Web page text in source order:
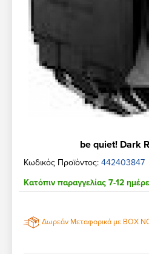
be quiet! Dark
Κωδικός Προϊόντος: 442403847
Κατόπιν παραγγελίας 7-12
Δωρεάν Μεταφορικά με BOX